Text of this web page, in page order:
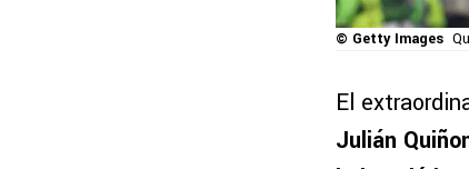
© Getty Images
El
Julián